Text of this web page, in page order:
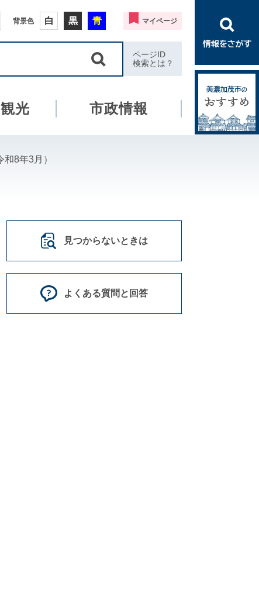
背景色 白 黒 青 マイページ
ページID
検索とは？
光 市政情報
8年3月）
見つからないときは
よくある質問と回答